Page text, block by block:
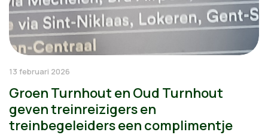
13 februari 2026
Groen Turnhout en Oud Turnhout
geven treinreizigers en
treinbegeleiders een complimentje